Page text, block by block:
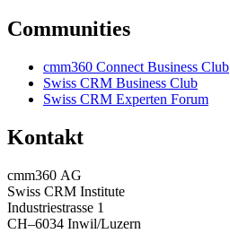
Communities
cmm360 Connect Business Club
Swiss CRM Business Club
Swiss CRM Experten Forum
Kontakt
cmm360 AG
Swiss CRM Institute
Industriestrasse 1
CH–6034 Inwil/Luzern